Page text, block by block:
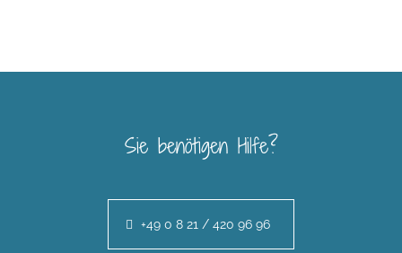
Sie benötigen Hilfe?
+49 0 8 21 / 420 96 96